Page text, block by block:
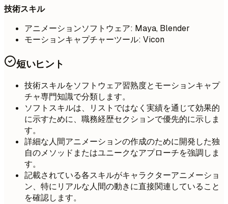
技術スキル
アニメーションソフトウェア: Maya, Blender
モーションキャプチャーツール: Vicon
短いヒント
技術スキルをソフトウェア習熟度とモーションキャプ
チャ専門知識で分類します。
ソフトスキルは、リストではなく実績を通じて効果的
に示すために、職務経歴セクションで優先的に示しま
す。
詳細な人間アニメーションの作成のために開発した独
自のメソッドまたはユニークなアプローチを強調しま
す。
記載されている各スキルがキャラクターアニメーショ
ン、特にリアルな人間の動きに直接関連していること
を確認します。